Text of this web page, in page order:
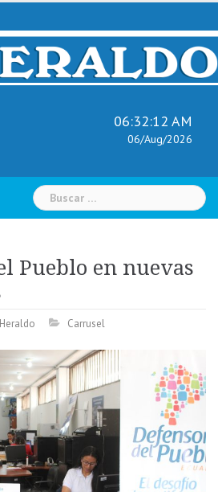
06:32:13 AM
06/Aug/2026
Buscar:
Pueblo en nuevas
Carrusel